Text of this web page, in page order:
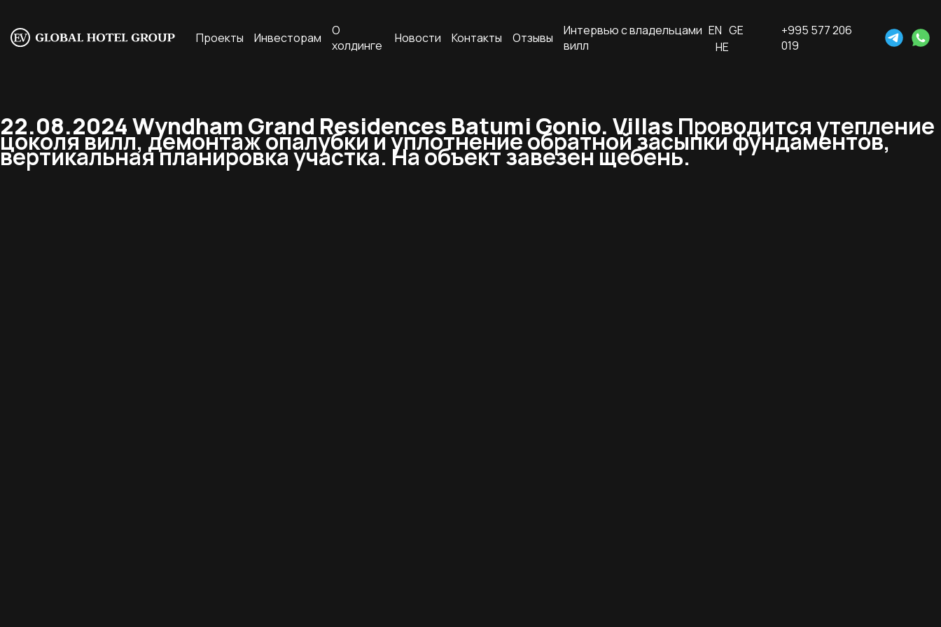
Проекты Инвесторам
О
холдинге
Новости Контакты Отзывы
Интервью с владельцами
вилл
EN GE
HE
+995 577 206
019
22.08.2024 Wyndham Grand Residences Batumi Gonio. Villas Проводится утепление
цоколя вилл, демонтаж опалубки и уплотнение обратной засыпки фундаментов,
вертикальная планировка участка. На объект завезен щебень.